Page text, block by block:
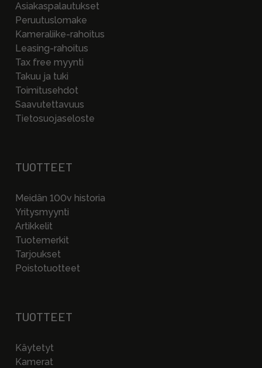
Asiakaspalautukset
Peruutuslomake
Kameraliike-rahoitus
Leasing-rahoitus
Tax free myynti
Takuu ja tuki
Toimitusehdot
Saavutettavuus
Tietosuojaseloste
TUOTTEET
Meidän 100v historia
Yritysmyynti
Artikkelit
Tuotemerkit
Tarjoukset
Poistotuotteet
TUOTTEET
Käytetyt
Kamerat